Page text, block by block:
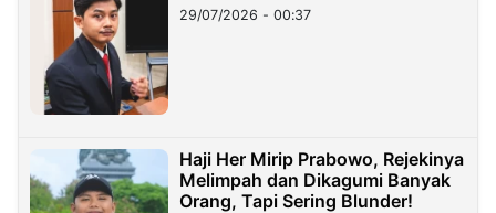
29/07/2026 - 00:37
Haji Her Mirip Prabowo, Rejekinya
Melimpah dan Dikagumi Banyak
Orang, Tapi Sering Blunder!